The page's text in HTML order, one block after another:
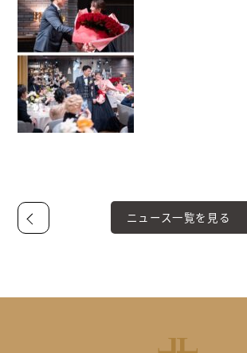
ニュース一覧を見る